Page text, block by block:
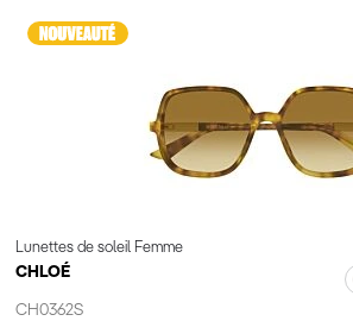
Lunettes de soleil Femme
CHLOÉ
CH0362S